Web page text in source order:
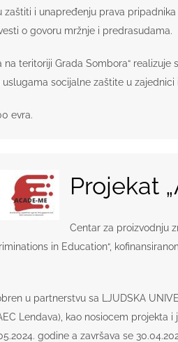
i unapređenju prava
o govoru mržnje i predrasudama.
teritoriji Grada Sombora“
socijalne zaštite u
evra.
Projekat
Centar za proizvodnju
in Education“,
u partnerstvu sa LJUDSKA
Lendava), kao nosiocem
godine a završava se